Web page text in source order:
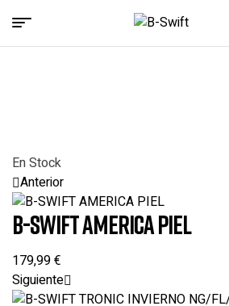
B-
Menu
En Stock
Anterior
B-SWIFT AMERICA PIEL
179,99€
Siguiente